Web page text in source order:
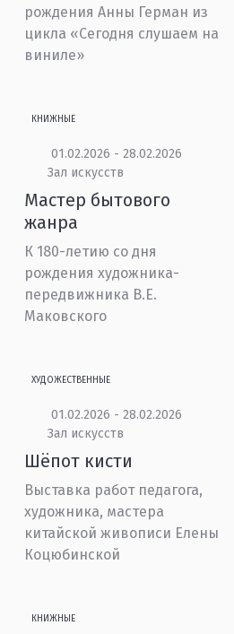
рождения Анны Герман из
цикла «Сегодня слушаем на
виниле»
КНИЖНЫЕ
01.02.2026 - 28.02.2026
Зал искусств
Мастер бытового
жанра
К 180-летию со дня
рождения художника-
передвижника В.Е.
Маковского
ХУДОЖЕСТВЕННЫЕ
01.02.2026 - 28.02.2026
Зал искусств
Шёпот кисти
Выставка работ педагога,
художника, мастера
китайской живописи Елены
Коцюбинской
КНИЖНЫЕ